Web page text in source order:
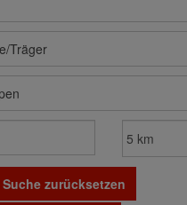
Träger
Suche zurücksetzen